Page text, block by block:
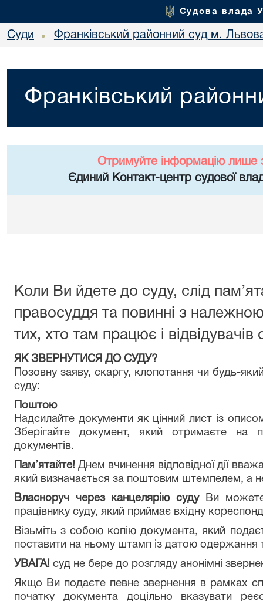
Судова влада
Суди • Франківський районний суд м.
Франківський
Отримуйте інформацію лише
Єдиний Контакт-центр судової
Коли Ви йдете до суду, слід
правосуддя та повинні з
тих, хто там працює і відвідувачів
ЯК ЗВЕРНУТИСЯ ДО СУДУ?
Позовну заяву, скаргу, клопотання чи будь-
суду:
Поштою
Надсилайте документи як цінний лист із
Зберігайте документ, який отримаєте на
документів.
Пам’ятайте! Днем вчинення відповідної дії
який визначається за поштовим штемпелем, а
Власноруч через канцелярію судуВи можете
працівнику суду, який приймає вхідну
Візьміть з собою копію документа, який
поставити на ньому штамп із датою одержання
УВАГА! суд не бере до розгляду анонімні
Якщо Ви подаєте певне звернення в рамках
початку документа доцільно вказувати